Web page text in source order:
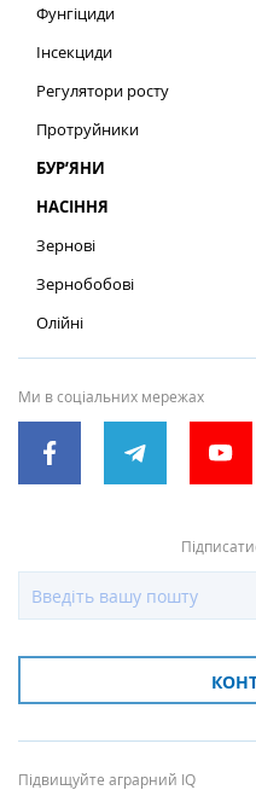
Фунгіциди
Інсекциди
Регулятори росту
Протруйники
БУР’ЯНИ
НАСІННЯ
Зернові
Зернобобові
Олійні
Ми в соціальних мережах
Підвищуйте аграрний IQ